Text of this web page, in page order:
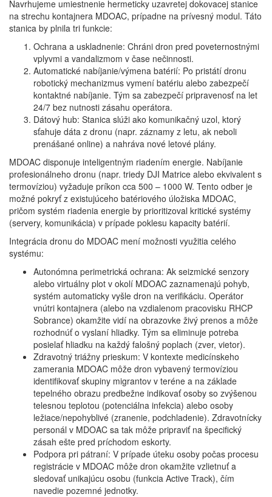
Navrhujeme umiestnenie hermeticky uzavretej dokovacej stanice
na strechu kontajnera MDOAC, prípadne na prívesný modul. Táto
stanica by plnila tri funkcie:
Ochrana a uskladnenie: Chráni dron pred poveternostnými
vplyvmi a vandalizmom v čase nečinnosti.
Automatické nabíjanie/výmena batérií: Po pristátí dronu
robotický mechanizmus vymení batériu alebo zabezpečí
kontaktné nabíjanie. Tým sa zabezpečí pripravenosť na let
24/7 bez nutnosti zásahu operátora.
Dátový hub: Stanica slúži ako komunikačný uzol, ktorý
sťahuje dáta z dronu (napr. záznamy z letu, ak neboli
prenášané online) a nahráva nové letové plány.
MDOAC disponuje inteligentným riadením energie. Nabíjanie
profesionálneho dronu (napr. triedy DJI Matrice alebo ekvivalent s
termovíziou) vyžaduje príkon cca 500 – 1000 W. Tento odber je
možné pokryť z existujúceho batériového úložiska MDOAC,
pričom systém riadenia energie by prioritizoval kritické systémy
(servery, komunikácia) v prípade poklesu kapacity batérií.
Integrácia dronu do MDOAC mení možnosti využitia celého
systému:
Autonómna perimetrická ochrana: Ak seizmické senzory
alebo virtuálny plot v okolí MDOAC zaznamenajú pohyb,
systém automaticky vyšle dron na verifikáciu. Operátor
vnútri kontajnera (alebo na vzdialenom pracovisku RHCP
Sobrance) okamžite vidí na obrazovke živý prenos a môže
rozhodnúť o vyslaní hliadky. Tým sa eliminuje potreba
posielať hliadku na každý falošný poplach (zver, vietor).
Zdravotný triážny prieskum: V kontexte medicínskeho
zamerania MDOAC môže dron vybavený termovíziou
identifikovať skupiny migrantov v teréne a na základe
tepelného obrazu predbežne indikovať osoby so zvýšenou
telesnou teplotou (potenciálna infekcia) alebo osoby
ležiace/nepohyblivé (zranenie, podchladenie). Zdravotnícky
personál v MDOAC sa tak môže pripraviť na špecifický
zásah ešte pred príchodom eskorty.
Podpora pri pátraní: V prípade úteku osoby počas procesu
registrácie v MDOAC môže dron okamžite vzlietnuť a
sledovať unikajúcu osobu (funkcia Active Track), čím
navedie pozemné jednotky.